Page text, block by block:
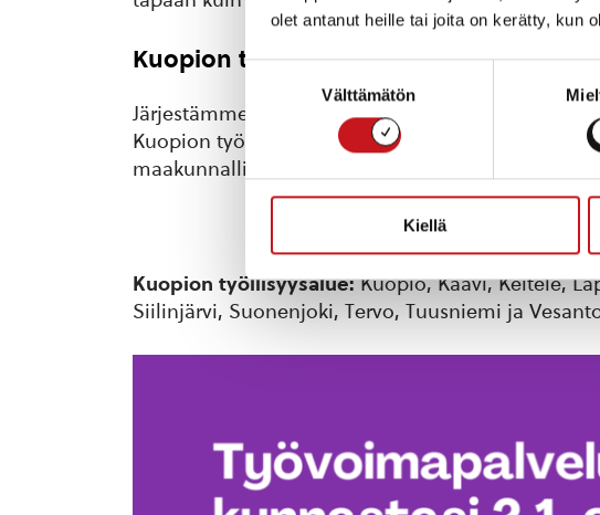
olet antanut heille tai joita on kerätty, kun
Suostumuksen
Välttämätön
Kiellä
Kuopion työllisyysalue
Järjestämme työvoimapalvelut 10 muun kunnan
Kuopion työllisyysalueen. Lisäksi osa palveluista
maakunnallisina yhteispalveluina.
Kuopion työllisyysalue:Kuopio, Kaavi, Keitele,
Siilinjärvi, Suonenjoki, Tervo, Tuusniemi ja